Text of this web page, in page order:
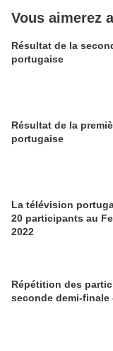
Vous aimerez
Résultat de la
portugaise
Résultat de la
portugaise
La télévision
20 participants au
2022
Répétition des
seconde demi-finale